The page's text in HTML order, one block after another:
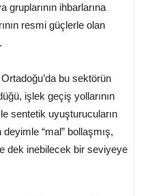
ihbarlarına
resmi güçlerle olan
bu sektörün
işlek geçiş yollarının
sentetik uyuşturucuların
deyimle “mal” bollaşmış,
dek inebilecek bir seviyeye